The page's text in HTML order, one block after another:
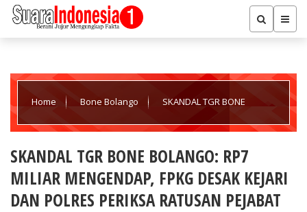
Home Bone Bolango SKANDAL TGR BONE
POLRES PERIKSA RATUSAN PEJABAT
SKANDAL TGR BONE BOLANGO: RP7
MILIAR MENGENDAP, FPKG DESAK KEJARI
DAN POLRES PERIKSA RATUSAN PEJABAT